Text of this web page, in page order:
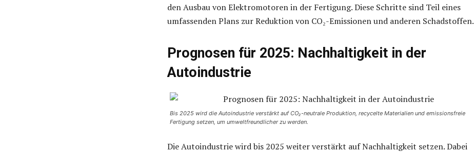
den Ausbau von Elektromotoren in der Fertigung. Diese Schritte sind Teil eines
umfassenden Plans zur Reduktion von CO₂-Emissionen und anderen Schadstoffen.
Prognosen für 2025: Nachhaltigkeit in der
Autoindustrie
Bis 2025 wird die Autoindustrie verstärkt auf CO₂-neutrale Produktion, recycelte Materialien und emissionsfreie
Fertigung setzen, um umweltfreundlicher zu werden.
Die Autoindustrie wird bis 2025 weiter verstärkt auf Nachhaltigkeit setzen. Dabei